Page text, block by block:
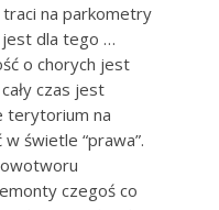
na parkometry
jest dla tego …
o chorych jest
czas jest
terytorium na
świetle “prawa”.
czegoś co